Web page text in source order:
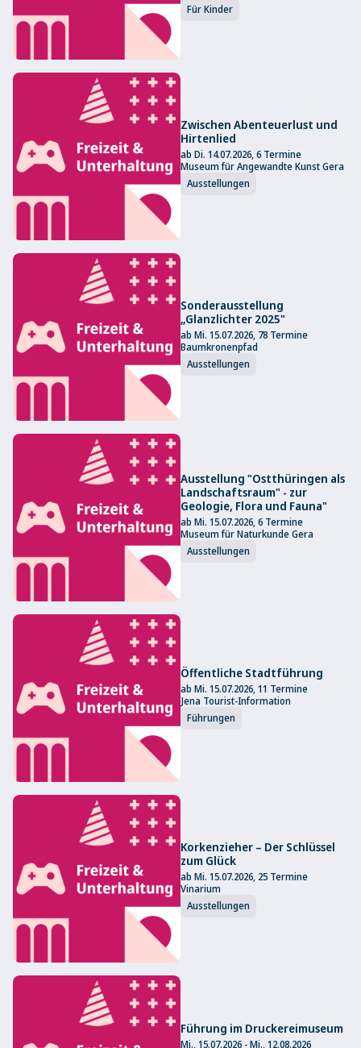
Für Kinder
Zwischen Abenteuerlust und
Hirtenlied
ab Di. 14.07.2026, 6 Termine
Museum für Angewandte Kunst Gera
Ausstellungen
Sonderausstellung
„Glanzlichter 2025"
ab Mi. 15.07.2026, 78 Termine
Baumkronenpfad
Ausstellungen
Ausstellung "Ostthüringen als
Landschaftsraum" - zur
Geologie, Flora und Fauna"
ab Mi. 15.07.2026, 6 Termine
Museum für Naturkunde Gera
Ausstellungen
Öffentliche Stadtführung
ab Mi. 15.07.2026, 11 Termine
Jena Tourist-Information
Führungen
Korkenzieher – Der Schlüssel
zum Glück
ab Mi. 15.07.2026, 25 Termine
Vinarium
Ausstellungen
Führung im Druckereimuseum
Mi., 15.07.2026 - Mi., 12.08.2026